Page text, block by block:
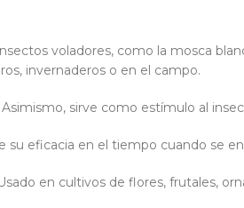
voladores, como la mosca
invernaderos o en el campo.
sirve como estímulo al
su eficacia en el tiempo cuando se
en cultivos de flores, frutales,